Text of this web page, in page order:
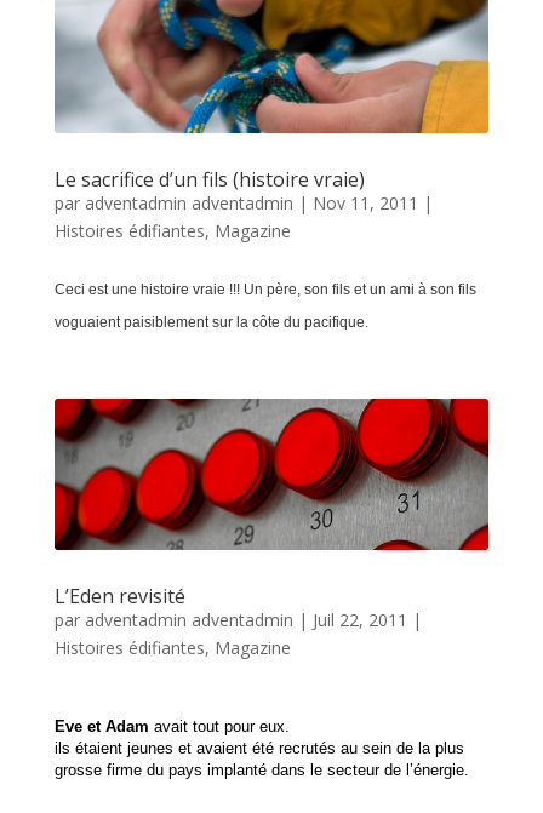
Le sacrifice d’un fils (histoire vraie)
par adventadmin adventadmin | Nov 11, 2011 |
Histoires édifiantes, Magazine
Ceci est une histoire vraie !!! Un père, son fils et un ami à son fils
voguaient paisiblement sur la côte du pacifique.
L’Eden revisité
par adventadmin adventadmin | Juil 22, 2011 |
Histoires édifiantes, Magazine
Eve et Adam avait tout pour eux.
ils étaient jeunes et avaient été recrutés au sein de la plus